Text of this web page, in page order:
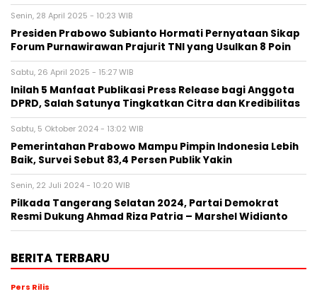
Senin, 28 April 2025 - 10:23 WIB
Presiden Prabowo Subianto Hormati Pernyataan Sikap
Forum Purnawirawan Prajurit TNI yang Usulkan 8 Poin
Sabtu, 26 April 2025 - 15:27 WIB
Inilah 5 Manfaat Publikasi Press Release bagi Anggota
DPRD, Salah Satunya Tingkatkan Citra dan Kredibilitas
Sabtu, 5 Oktober 2024 - 13:02 WIB
Pemerintahan Prabowo Mampu Pimpin Indonesia Lebih
Baik, Survei Sebut 83,4 Persen Publik Yakin
Senin, 22 Juli 2024 - 10:20 WIB
Pilkada Tangerang Selatan 2024, Partai Demokrat
Resmi Dukung Ahmad Riza Patria – Marshel Widianto
BERITA TERBARU
Pers Rilis